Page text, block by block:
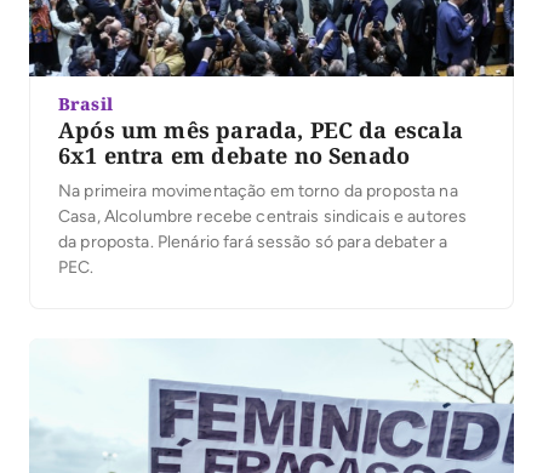
Brasil
Após um mês parada, PEC da escala
6x1 entra em debate no Senado
Na primeira movimentação em torno da proposta na
Casa, Alcolumbre recebe centrais sindicais e autores
da proposta. Plenário fará sessão só para debater a
PEC.